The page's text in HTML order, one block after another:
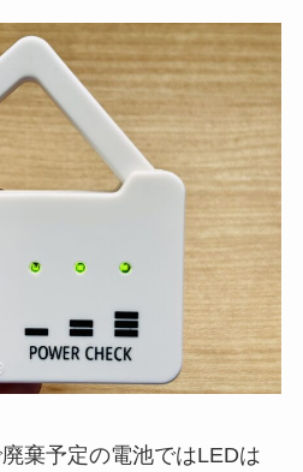
棄予定の電池ではLEDは